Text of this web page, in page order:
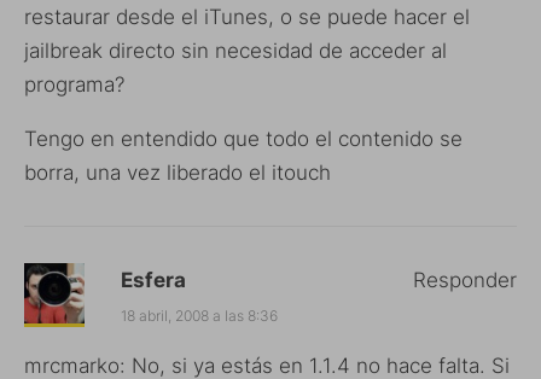
restaurar desde el iTunes, o se puede hacer el
jailbreak directo sin necesidad de acceder al
programa?
Tengo en entendido que todo el contenido se
borra, una vez liberado el itouch
Esfera
18 abril, 2008 a las 8:36
mrcmarko: No, si ya estás en 1.1.4 no hace falta. Si
Responder